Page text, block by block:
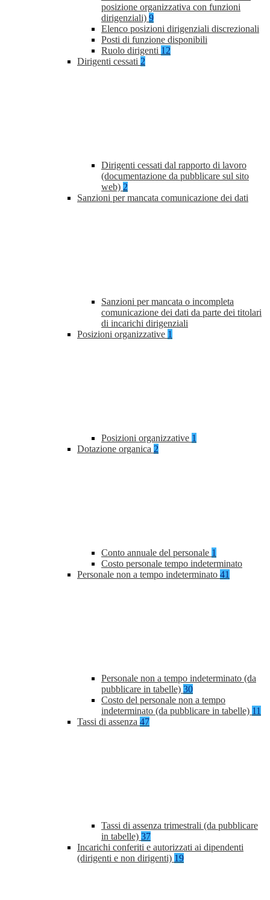
posizione organizzativa con funzioni
dirigenziali) 9
Elenco posizioni dirigenziali discrezionali
Posti di funzione disponibili
Ruolo dirigenti 12
Dirigenti cessati 2
Dirigenti cessati dal rapporto di lavoro
(documentazione da pubblicare sul sito
web) 2
Sanzioni per mancata comunicazione dei dati
Sanzioni per mancata o incompleta
comunicazione dei dati da parte dei titolari
di incarichi dirigenziali
Posizioni organizzative 1
Posizioni organizzative 1
Dotazione organica 2
Conto annuale del personale 1
Costo personale tempo indeterminato
Personale non a tempo indeterminato 41
Personale non a tempo indeterminato (da
pubblicare in tabelle) 30
Costo del personale non a tempo
indeterminato (da pubblicare in tabelle) 11
Tassi di assenza 47
Tassi di assenza trimestrali (da pubblicare
in tabelle) 37
Incarichi conferiti e autorizzati ai dipendenti
(dirigenti e non dirigenti) 19